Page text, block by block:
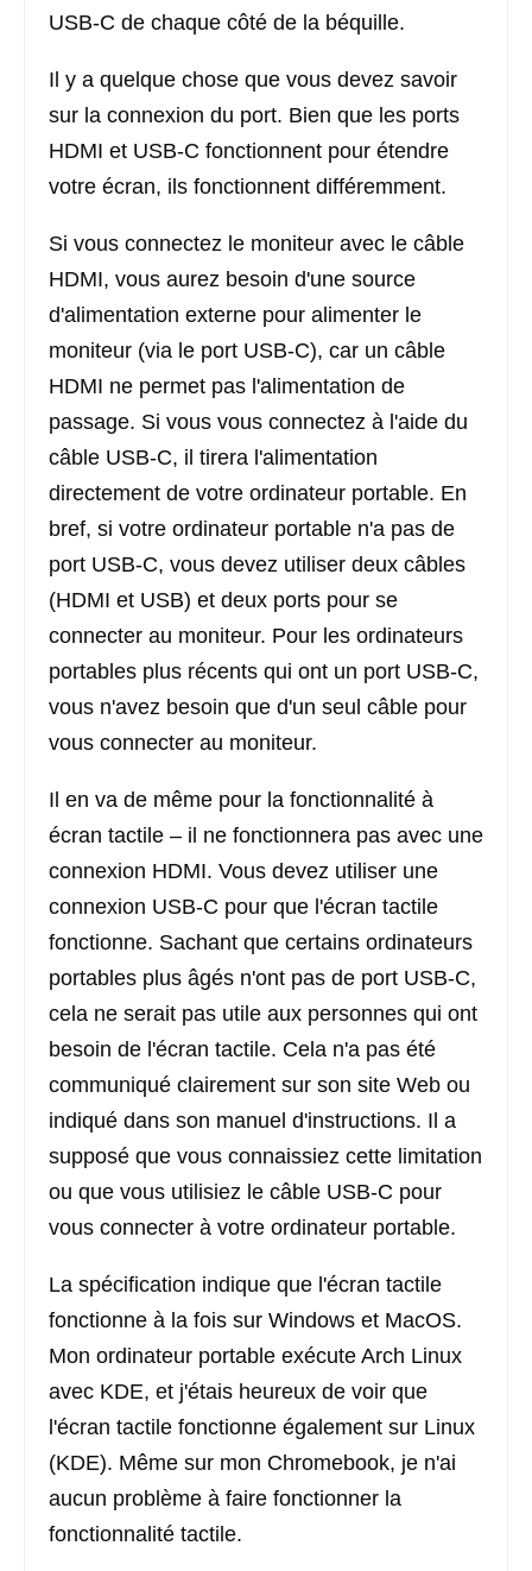
USB-C de chaque côté de la béquille.
Il y a quelque chose que vous devez savoir
sur la connexion du port. Bien que les ports
HDMI et USB-C fonctionnent pour étendre
votre écran, ils fonctionnent différemment.
Si vous connectez le moniteur avec le câble
HDMI, vous aurez besoin d'une source
d'alimentation externe pour alimenter le
moniteur (via le port USB-C), car un câble
HDMI ne permet pas l'alimentation de
passage. Si vous vous connectez à l'aide du
câble USB-C, il tirera l'alimentation
directement de votre ordinateur portable. En
bref, si votre ordinateur portable n'a pas de
port USB-C, vous devez utiliser deux câbles
(HDMI et USB) et deux ports pour se
connecter au moniteur. Pour les ordinateurs
portables plus récents qui ont un port USB-C,
vous n'avez besoin que d'un seul câble pour
vous connecter au moniteur.
Il en va de même pour la fonctionnalité à
écran tactile – il ne fonctionnera pas avec une
connexion HDMI. Vous devez utiliser une
connexion USB-C pour que l'écran tactile
fonctionne. Sachant que certains ordinateurs
portables plus âgés n'ont pas de port USB-C,
cela ne serait pas utile aux personnes qui ont
besoin de l'écran tactile. Cela n'a pas été
communiqué clairement sur son site Web ou
indiqué dans son manuel d'instructions. Il a
supposé que vous connaissiez cette limitation
ou que vous utilisiez le câble USB-C pour
vous connecter à votre ordinateur portable.
La spécification indique que l'écran tactile
fonctionne à la fois sur Windows et MacOS.
Mon ordinateur portable exécute Arch Linux
avec KDE, et j'étais heureux de voir que
l'écran tactile fonctionne également sur Linux
(KDE). Même sur mon Chromebook, je n'ai
aucun problème à faire fonctionner la
fonctionnalité tactile.